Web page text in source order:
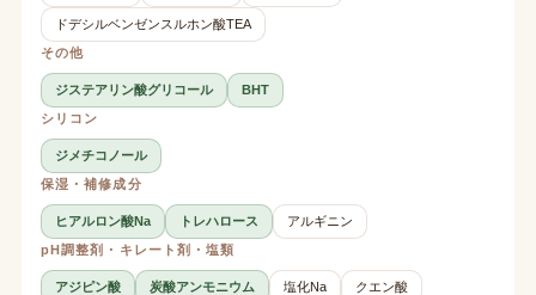
ドデシルベンゼンスルホン酸TEA
その他
ジステアリン酸グリコール
BHT
シリコン
ジメチコノール
保湿・補修成分
ヒアルロン酸Na トレハロース
アルギニン
pH調整剤・キレート剤・塩類
アジピン酸 炭酸アンモニウム 塩化Na クエン酸